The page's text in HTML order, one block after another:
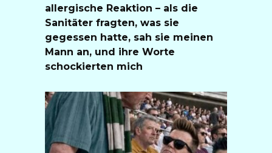
allergische Reaktion – als die
Sanitäter fragten, was sie
gegessen hatte, sah sie meinen
Mann an, und ihre Worte
schockierten mich